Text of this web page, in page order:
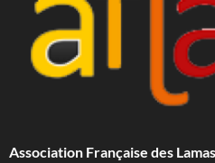
Association Française des